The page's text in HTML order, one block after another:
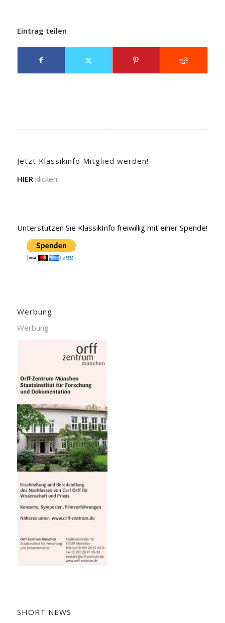
Eintrag teilen
Jetzt Klassikinfo Mitglied werden!
HIERklicken!
Unterstützen Sie KlassikInfo freiwillig mit einer Spende!
Werbung
Werbung
SHORT NEWS